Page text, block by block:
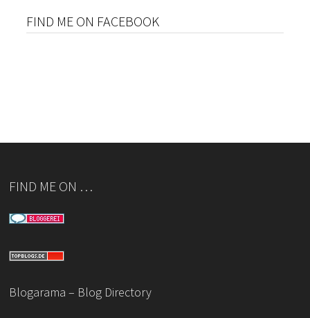
FIND ME ON FACEBOOK
FIND ME ON …
Blogarama – Blog Directory